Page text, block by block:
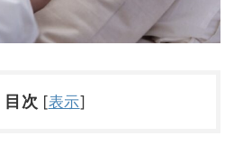
目次 [表示]